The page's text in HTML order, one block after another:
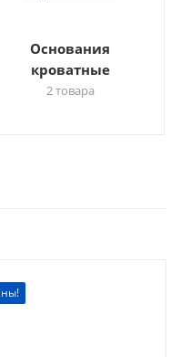
Основания
кроватные
2 товара